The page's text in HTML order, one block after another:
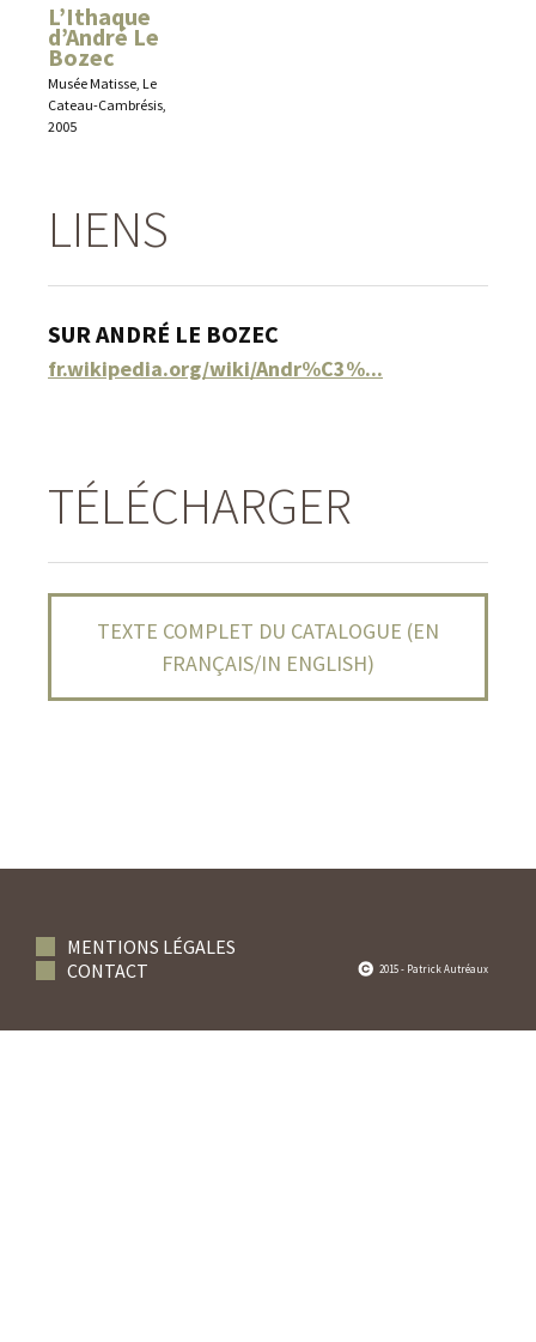
L’Ithaque
d’André Le
Bozec
Musée Matisse, Le
Cateau-Cambrésis,
2005
LIENS
SUR ANDRÉ LE BOZEC
fr.wikipedia.org/wiki/Andr%C3%...
TÉLÉCHARGER
TEXTE COMPLET DU CATALOGUE (EN
FRANÇAIS/IN ENGLISH)
2015 - Patrick Autréaux
MENTIONS LÉGALES
CONTACT